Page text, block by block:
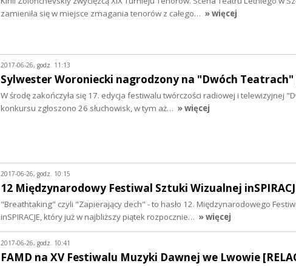
zamieniła się w miejsce zmagania tenorów z całego… » więcej
2017-06-26, godz. 11:13
Sylwester Woroniecki nagrodzony na "Dwóch Teatrach"
W środę zakończyła się 17. edycja festiwalu twórczości radiowej i telewizyjnej
konkursu zgłoszono 26 słuchowisk, w tym aż… » więcej
2017-06-26, godz. 10:15
12 Międzynarodowy Festiwal Sztuki Wizualnej
"Breathtaking" czyli "Zapierający dech" - to hasło 12. Międzynarodowego
inSPIRACJE, który już w najbliższy piątek rozpocznie… » więcej
2017-06-26, godz. 10:41
FAMD na XV Festiwalu Muzyki Dawnej we Lwowie